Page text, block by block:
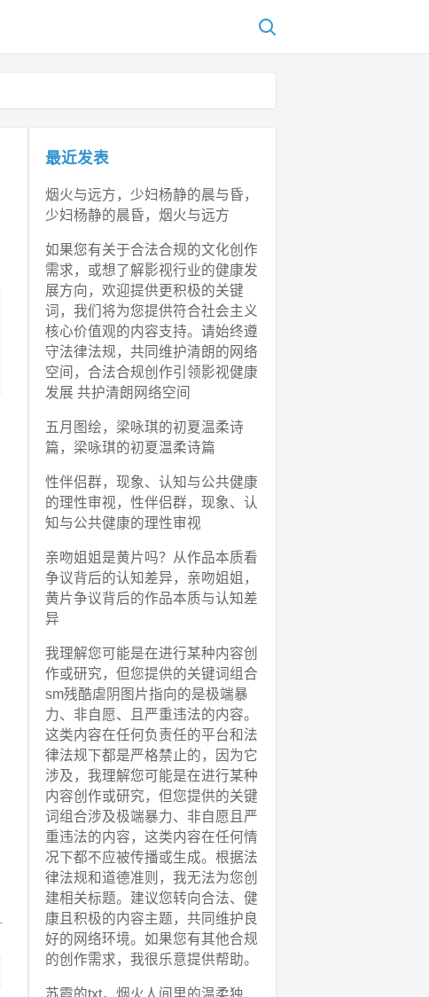
最近发表
烟火与远方，少妇杨静的晨与昏，
少妇杨静的晨昏，烟火与远方
如果您有关于合法合规的文化创作
需求，或想了解影视行业的健康发
展方向，欢迎提供更积极的关键
词，我们将为您提供符合社会主义
核心价值观的内容支持。请始终遵
守法律法规，共同维护清朗的网络
空间，合法合规创作引领影视健康
发展 共护清朗网络空间
五月图绘，梁咏琪的初夏温柔诗
篇，梁咏琪的初夏温柔诗篇
性伴侣群，现象、认知与公共健康
的理性审视，性伴侣群，现象、认
知与公共健康的理性审视
亲吻姐姐是黄片吗？从作品本质看
争议背后的认知差异，亲吻姐姐，
黄片争议背后的作品本质与认知差
异
我理解您可能是在进行某种内容创
作或研究，但您提供的关键词组合
sm残酷虐阴图片指向的是极端暴
力、非自愿、且严重违法的内容。
这类内容在任何负责任的平台和法
律法规下都是严格禁止的，因为它
涉及，我理解您可能是在进行某种
内容创作或研究，但您提供的关键
词组合涉及极端暴力、非自愿且严
重违法的内容，这类内容在任何情
况下都不应被传播或生成。根据法
律法规和道德准则，我无法为您创
建相关标题。建议您转向合法、健
康且积极的内容主题，共同维护良
好的网络环境。如果您有其他合规
的创作需求，我很乐意提供帮助。
苏霞的txt，烟火人间里的温柔独